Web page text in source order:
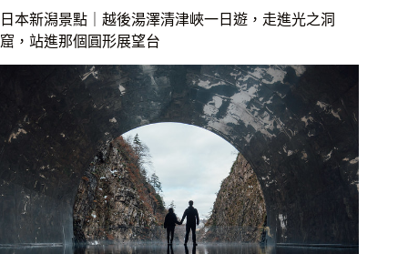
步
し
｜
日
人
才
知
道
的
新
御
徒
町
日本新潟景點｜越後湯澤清津峽一日遊，走進光之洞
窟，站進那個圓形展望台